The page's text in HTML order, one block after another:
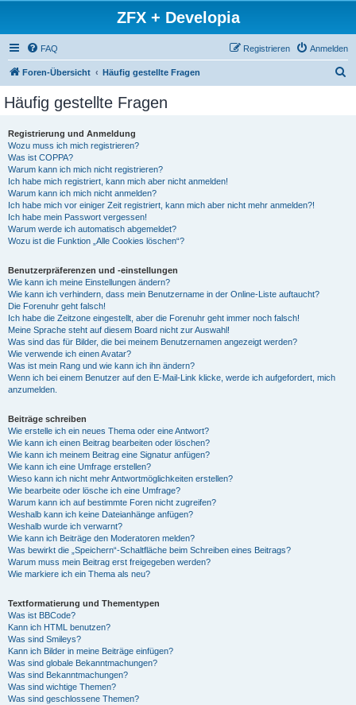
ZFX + Developia
FAQ Anmelden
Registrieren
Foren-Übersicht Häufig gestellte Fragen
Häufig gestellte Fragen
Registrierung und Anmeldung
Wozu muss ich mich registrieren?
Was ist COPPA?
Warum kann ich mich nicht registrieren?
Ich habe mich registriert, kann mich aber nicht anmelden!
Warum kann ich mich nicht anmelden?
Ich habe mich vor einiger Zeit registriert, kann mich aber nicht mehr anmelden?!
Ich habe mein Passwort vergessen!
Warum werde ich automatisch abgemeldet?
Wozu ist die Funktion „Alle Cookies löschen“?
Benutzerpräferenzen und -einstellungen
Wie kann ich meine Einstellungen ändern?
Wie kann ich verhindern, dass mein Benutzername in der Online-Liste auftaucht?
Die Forenuhr geht falsch!
Ich habe die Zeitzone eingestellt, aber die Forenuhr geht immer noch falsch!
Meine Sprache steht auf diesem Board nicht zur Auswahl!
Was sind das für Bilder, die bei meinem Benutzernamen angezeigt werden?
Wie verwende ich einen Avatar?
Was ist mein Rang und wie kann ich ihn ändern?
Wenn ich bei einem Benutzer auf den E-Mail-Link klicke, werde ich aufgefordert, mich
anzumelden.
Beiträge schreiben
Wie erstelle ich ein neues Thema oder eine Antwort?
Wie kann ich einen Beitrag bearbeiten oder löschen?
Wie kann ich meinem Beitrag eine Signatur anfügen?
Wie kann ich eine Umfrage erstellen?
Wieso kann ich nicht mehr Antwortmöglichkeiten erstellen?
Wie bearbeite oder lösche ich eine Umfrage?
Warum kann ich auf bestimmte Foren nicht zugreifen?
Weshalb kann ich keine Dateianhänge anfügen?
Weshalb wurde ich verwarnt?
Wie kann ich Beiträge den Moderatoren melden?
Was bewirkt die „Speichern“-Schaltfläche beim Schreiben eines Beitrags?
Warum muss mein Beitrag erst freigegeben werden?
Wie markiere ich ein Thema als neu?
Textformatierung und Thementypen
Was ist BBCode?
Kann ich HTML benutzen?
Was sind Smileys?
Kann ich Bilder in meine Beiträge einfügen?
Was sind globale Bekanntmachungen?
Was sind Bekanntmachungen?
Was sind wichtige Themen?
Was sind geschlossene Themen?